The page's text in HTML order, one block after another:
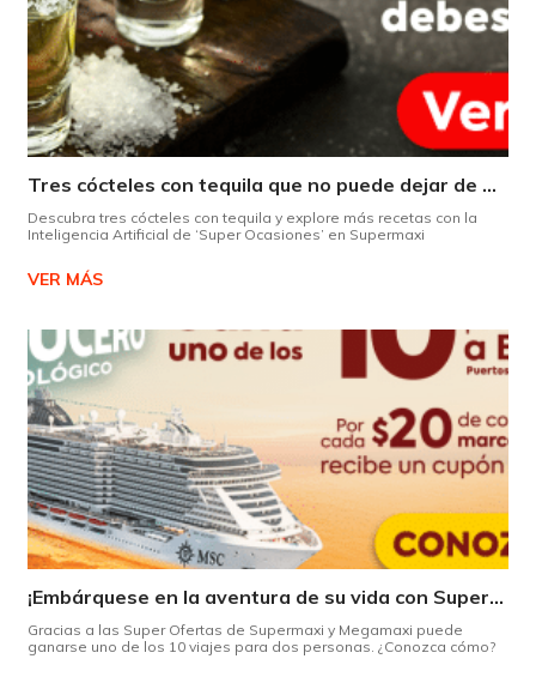
Tres cócteles con tequila que no puede dejar de probar gracias a nuestra IA.
Descubra tres cócteles con tequila y explore más recetas con la
Inteligencia Artificial de ‘Super Ocasiones’ en Supermaxi
VER MÁS
¡Embárquese en la aventura de su vida con Supermaxi!
Gracias a las Super Ofertas de Supermaxi y Megamaxi puede
ganarse uno de los 10 viajes para dos personas. ¿Conozca cómo?